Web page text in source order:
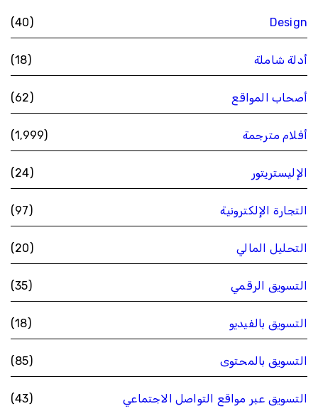
Design
(40)
أدلة شاملة (18)
أصحاب المواقع (62)
أفلام مترجمة (1٬999)
الإليستريتور (24)
التجارة الإلكترونية (97)
التحليل المالي (20)
التسويق الرقمي (35)
التسويق بالفيديو (18)
التسويق بالمحتوى (85)
التسويق عبر مواقع التواصل الاجتماعي (43)